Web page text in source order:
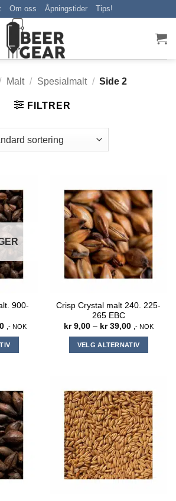
Om oss Åpningstider Tips!
Malt / Spesialmalt / Side 2
FILTRER
900-
Prisområde:
til
kr 39,00
,- NOK
Crisp Crystal malt 240. 225-
265 EBC
kr9,00 – kr39,00Prisområde:
til
kr 39,00
,- NOK
VELG ALTERNATIV
flere
varianter.
Alternativene
kan
velges
på
produktsiden